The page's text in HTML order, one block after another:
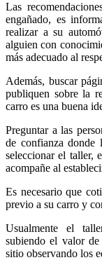
Las
engañado, es
realizar a su
alguien con
más adecuado al
Además, buscar
publiquen sobre la
carro es una buena
Preguntar a las
de confianza donde
seleccionar el taller,
acompañe al
Es necesario que
previo a su carro y
Usualmente el
subiendo el valor
sitio observando los